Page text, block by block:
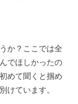
か？ここでは全
でほしかったの
めて聞くと掴め
けています。